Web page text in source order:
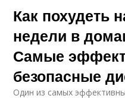
Как похудеть
недели в
Самые
безопасные
Один из самых